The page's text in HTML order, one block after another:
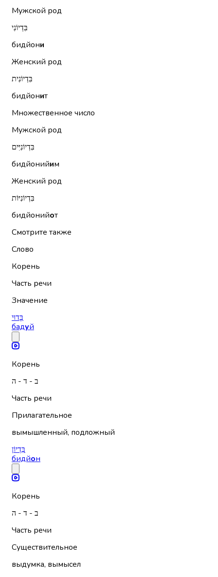
Мужской род
בִּדְיוֹנִי
бидйони
Женский род
בִּדְיוֹנִית
бидйонит
Множественное число
Мужской род
בִּדְיוֹנִיִּים
бидйонийим
Женский род
בִּדְיוֹנִיּוֹת
бидйонийот
Смотрите также
Слово
Корень
Часть речи
Значение
בָּדוּי
бадуй
Корень
ב - ד - ה
Часть речи
Прилагательное
вымышленный, подложный
בִּדְיוֹן
бидйон
Корень
ב - ד - ה
Часть речи
Существительное
выдумка, вымысел